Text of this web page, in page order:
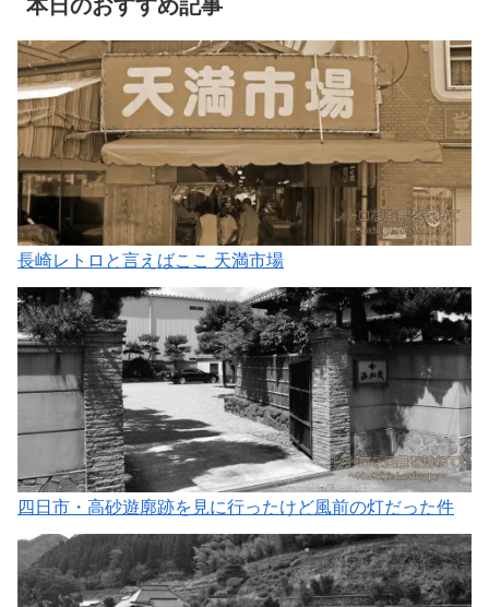
本日のおすすめ記事
長崎レトロと言えばここ 天満市場
四日市・高砂遊廓跡を見に行ったけど風前の灯だった件